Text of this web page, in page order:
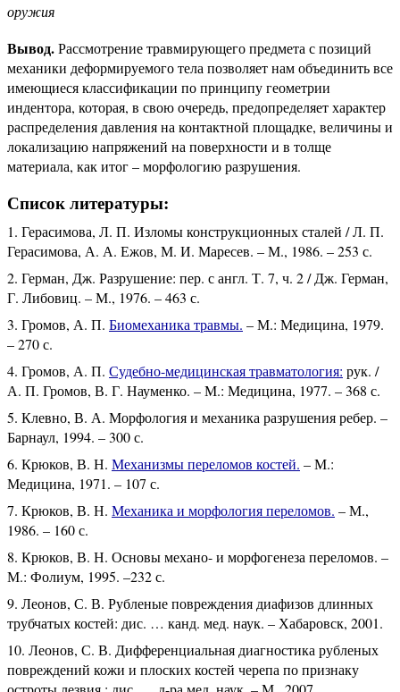
оружия
Вывод.Рассмотрение травмирующего предмета с позиций
механики деформируемого тела позволяет нам объединить все
имеющиеся классификации по принципу геометрии
индентора, которая, в свою очередь, предопределяет характер
распределения давления на контактной площадке, величины и
локализацию напряжений на поверхности и в толще
материала, как итог – морфологию разрушения.
Список литературы:
Герасимова, Л. П. Изломы конструкционных сталей / Л. П.
Герасимова, А. А. Ежов, М. И. Маресев. – М., 1986. – 253 с.
Герман, Дж. Разрушение: пер. с англ. Т. 7, ч. 2 / Дж. Герман,
Г. Либовиц. – М., 1976. – 463 с.
Громов, А. П. Биомеханика травмы. – М.: Медицина, 1979.
– 270 с.
Громов, А. П. Судебно-медицинская травматология: рук. /
А. П. Громов, В. Г. Науменко. – М.: Медицина, 1977. – 368 с.
Клевно, В. А. Морфология и механика разрушения ребер. –
Барнаул, 1994. – 300 с.
Крюков, В. Н. Механизмы переломов костей. – М.:
Медицина, 1971. – 107 с.
Крюков, В. Н. Механика и морфология переломов. – М.,
1986. – 160 с.
Крюков, В. Н. Основы механо- и морфогенеза переломов. –
М.: Фолиум, 1995. –232 с.
Леонов, С. В. Рубленые повреждения диафизов длинных
трубчатых костей: дис. … канд. мед. наук. – Хабаровск, 2001.
Леонов, С. В. Дифференциальная диагностика рубленых
повреждений кожи и плоских костей черепа по признаку